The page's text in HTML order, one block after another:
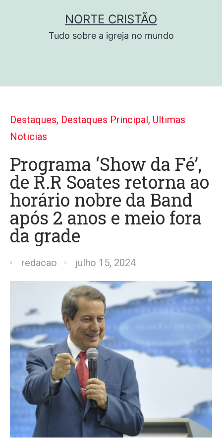
NORTE CRISTÃO
Tudo sobre a igreja no mundo
Destaques, Destaques Principal, Ultimas
Noticias
Programa ‘Show da Fé’,
de R.R Soates retorna ao
horário nobre da Band
após 2 anos e meio fora
da grade
redacao julho 15, 2024